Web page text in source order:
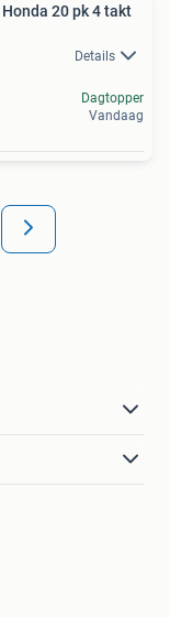
Details
Dagtopper
Vandaag